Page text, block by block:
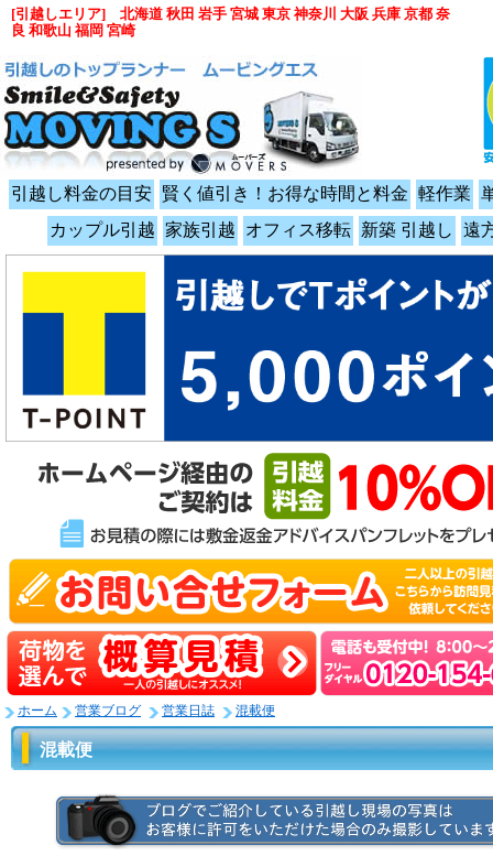
引越し料金の目安 賢く値引き！お得な時間と料金 軽作業
カップル引越 家族引越 オフィス移転 新築 引越し 遠
ホーム 営業ブログ 営業日誌 混載便
混載便
[引越しエリア] 北海道 秋田 岩手 宮城 東京 神奈川 大阪 兵庫 京都 奈
良 和歌山 福岡 宮崎